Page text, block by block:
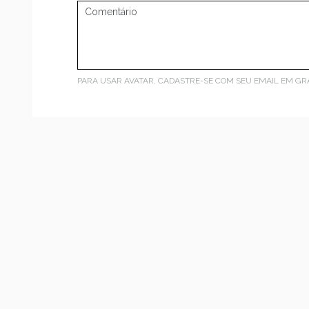
PARA USAR AVATAR, CADASTRE-SE COM SEU EMAIL EM